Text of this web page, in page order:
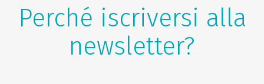
Perché iscriversi alla
newsletter?